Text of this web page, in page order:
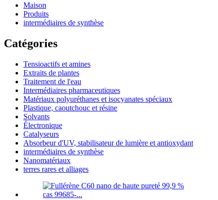
Maison
Produits
intermédiaires de synthèse
Catégories
Tensioactifs et amines
Extraits de plantes
Traitement de l'eau
Intermédiaires pharmaceutiques
Matériaux polyuréthanes et isocyanates spéciaux
Plastique, caoutchouc et résine
Solvants
Électronique
Catalyseurs
Absorbeur d'UV, stabilisateur de lumière et antioxydant
intermédiaires de synthèse
Nanomatériaux
terres rares et alliages